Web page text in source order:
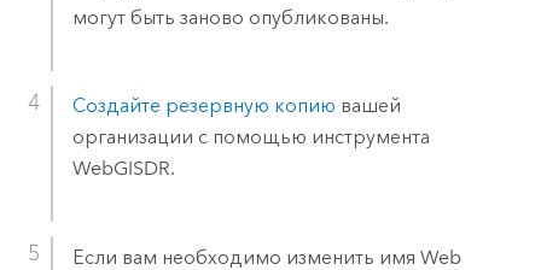
могут быть заново опубликованы.
Создайте резервную копию вашей
организации с помощью инструмента
WebGISDR.
Если вам необходимо изменить имя Web